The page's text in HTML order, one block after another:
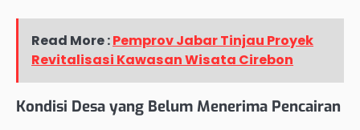
Read More :Pemprov Jabar Tinjau Proyek
Revitalisasi Kawasan Wisata Cirebon
Kondisi Desa yang Belum Menerima Pencairan